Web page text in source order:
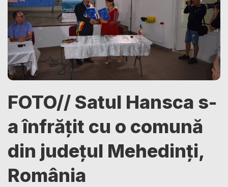
FOTO// Satul Hansca s-
a înfrățit cu o comună
din județul Mehedinți,
România